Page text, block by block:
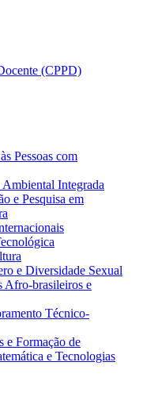
(CPPD)
Pessoas com
Integrada
e Pesquisa em
e Diversidade Sexual
Afro-brasileiros e
Técnico-
e Formação de
e Tecnologias